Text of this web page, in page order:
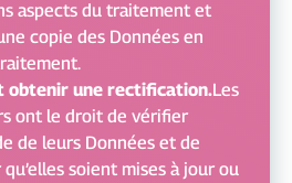
aspects du traitement et
copie des Données en
obtenir une rectification.Les
ont le droit de vérifier
de leurs Données et de
soient mises à jour ou